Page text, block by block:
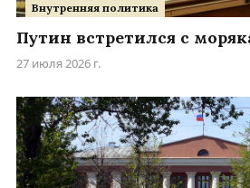
Внутренняя политика
Путин встретился с
27 июля 2026 г.